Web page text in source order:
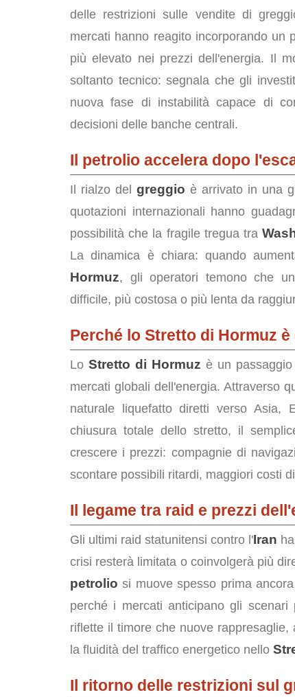
delle restrizioni sulle vendite di
mercati hanno reagito incorporando un
più elevato nei prezzi dell'energia. Il
soltanto tecnico: segnala che gli
nuova fase di instabilità capace di
decisioni delle banche centrali.
Il petrolio accelera dopo
Il rialzo del greggio è arrivato in una
quotazioni internazionali hanno
possibilità che la fragile tregua tra
La dinamica è chiara: quando
Hormuz, gli operatori temono che
difficile, più costosa o più lenta da
Perché lo Stretto di Hormuz
LoStretto di Hormuz è un
mercati globali dell'energia. Attraverso
naturale liquefatto diretti verso Asia,
chiusura totale dello stretto, il
crescere i prezzi: compagnie di
scontare possibili ritardi, maggiori costi
Il legame tra raid e prezzi
Gli ultimi raid statunitensi contro l'Iran
crisi resterà limitata o coinvolgerà più
petrolio si muove spesso prima
perché i mercati anticipano gli
riflette il timore che nuove
la fluidità del traffico energetico nello
Il ritorno delle restrizioni sul